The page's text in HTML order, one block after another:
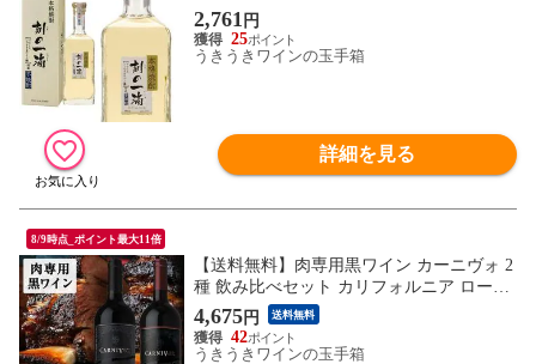
3％ 箱入り
2,761 円
25
うきうきワインの玉手箱
詳細を見る
8/9時点_ポイント最大11倍
【送料無料】肉専用黒ワイン カーニヴォ 2
種 飲み比べセット カリフォルニア ローダ
イ
4,675円 送料無料
42
うきうきワインの玉手箱